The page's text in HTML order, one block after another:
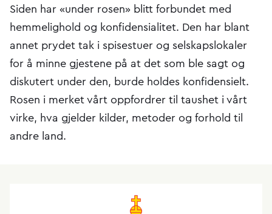
Siden har «under rosen» blitt forbundet med
hemmelighold og konfidensialitet. Den har blant
annet prydet tak i spisestuer og selskapslokaler
for å minne gjestene på at det som ble sagt og
diskutert under den, burde holdes konfidensielt.
Rosen i merket vårt oppfordrer til taushet i vårt
virke, hva gjelder kilder, metoder og forhold til
andre land.